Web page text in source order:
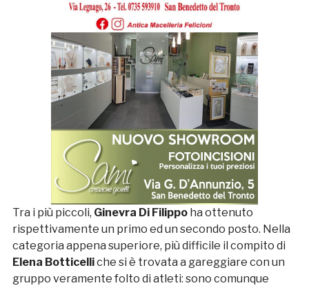
Tra i più piccoli, Ginevra Di Filippoha ottenuto
rispettivamente un primo ed un secondo posto. Nella
categoria appena superiore, più difficile il compito di
Elena Botticelliche si è trovata a gareggiare con un
gruppo veramente folto di atleti: sono comunque